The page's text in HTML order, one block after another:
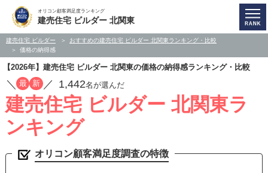
オリコン顧客満足度ランキング
建売住宅 ビルダー 北関東
建売住宅 ビルダー
おすすめの建売住宅 ビルダー 北関東ランキング・比較
価格の納得感
【2026年】建売住宅 ビルダー 北関東の価格の納得感ランキング・比較
／ 最 新 ／ 1,442名が選んだ
建売住宅 ビルダー 北関東ラ
ンキング
オリコン顧客満足度調査の特徴